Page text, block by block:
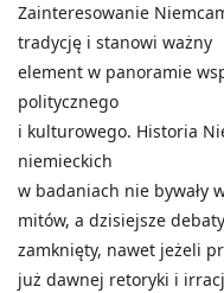
Zainteresowanie
tradycję i stanowi ważny
element w panoramie
politycznego
i kulturowego. Historia
niemieckich
w badaniach nie bywały
mitów, a dzisiejsze
zamknięty, nawet jeżeli
już dawnej retoryki i